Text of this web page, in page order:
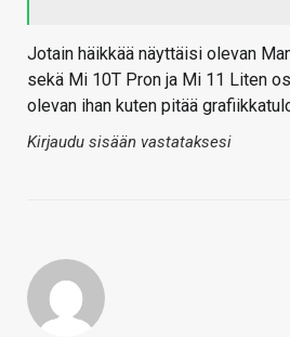
Jotain häikkää näyttäisi olevan
sekä Mi 10T Pron ja Mi 11 Liten
olevan ihan kuten pitää
Kirjaudu sisään vastataksesi